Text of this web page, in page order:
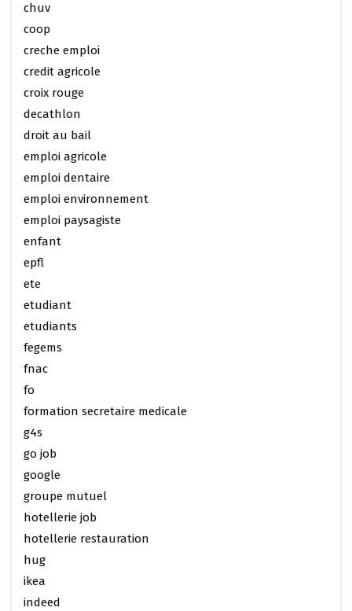
chuv
coop
creche emploi
credit agricole
croix rouge
decathlon
droit au bail
emploi agricole
emploi dentaire
emploi environnement
emploi paysagiste
enfant
epfl
ete
etudiant
etudiants
fegems
fnac
fo
formation secretaire medicale
g4s
go job
google
groupe mutuel
hotellerie job
hotellerie restauration
hug
ikea
indeed